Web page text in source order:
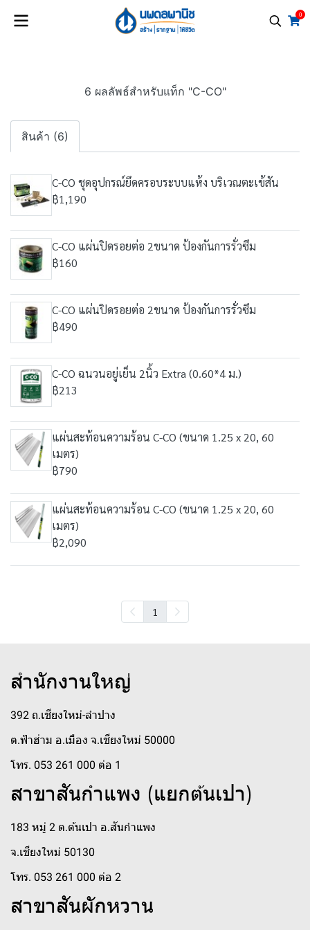
0
6 ผลลัพธ์สำหรับแท็ก "C-CO"
สินค้า (6)
C-CO ชุดอุปกรณ์ยึดครอบระบบแห้ง บริเวณตะเข้สัน
฿1,190
C-CO แผ่นปิดรอยต่อ 2ขนาด ป้องกันการรั่วซึม
฿160
C-CO แผ่นปิดรอยต่อ 2ขนาด ป้องกันการรั่วซึม
฿490
C-CO ฉนวนอยู่เย็น 2นิ้ว Extra (0.60*4 ม.)
฿213
แผ่นสะท้อนความร้อน C-CO (ขนาด 1.25 x 20, 60
เมตร)
฿790
แผ่นสะท้อนความร้อน C-CO (ขนาด 1.25 x 20, 60
เมตร)
฿2,090
1
สำนักงานใหญ่
392 ถ.เชียงใหม่-ลำปาง
ต.ฟ้าฮ่าม อ.เมือง จ.เชียงใหม่ 50000
โทร. 053 261 000 ต่อ 1
สาขาสันกำแพง (แยกต้นเปา)
183 หมู่ 2 ต.ต้นเปา อ.สันกำแพง
จ.เชียงใหม่ 50130
โทร. 053 261 000 ต่อ 2
สาขาสันผักหวาน